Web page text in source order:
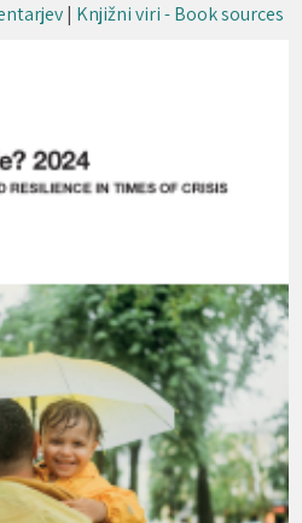
| Knjižni viri - Book sources